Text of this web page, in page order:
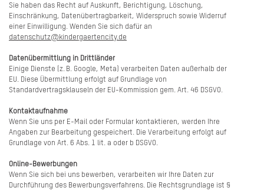
Sie haben das Recht auf Auskunft, Berichtigung, Löschung,
Einschränkung, Datenübertragbarkeit, Widerspruch sowie Widerruf
einer Einwilligung. Wenden Sie sich dafür an
datenschutz@kindergaertencity.de
Datenübermittlung in Drittländer
Einige Dienste (z. B. Google, Meta) verarbeiten Daten außerhalb der
EU. Diese Übermittlung erfolgt auf Grundlage von
Standardvertragsklauseln der EU-Kommission gem. Art. 46 DSGVO.
Kontaktaufnahme
Wenn Sie uns per E-Mail oder Formular kontaktieren, werden Ihre
Angaben zur Bearbeitung gespeichert. Die Verarbeitung erfolgt auf
Grundlage von Art. 6 Abs. 1 lit. a oder b DSGVO.
Online-Bewerbungen
Wenn Sie sich bei uns bewerben, verarbeiten wir Ihre Daten zur
Durchführung des Bewerbungsverfahrens. Die Rechtsgrundlage ist §